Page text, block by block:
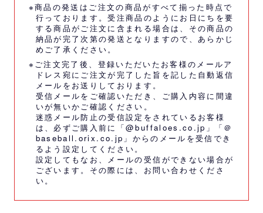
※商品の発送はご注文の商品がすべて揃った時点で
行っております。受注商品のようにお日にちを要
する商品がご注文に含まれる場合は、その商品の
納品が完了次第の発送となりますので、あらかじ
めご了承ください。
※ご注文完了後、登録いただいたお客様のメールア
ドレス宛にご注文が完了した旨を記した自動返信
メールをお送りしております。
受信メールをご確認いただき、ご購入内容に間違
いが無いかご確認ください。
迷惑メール防止の受信設定をされているお客様
は、必ずご購入前に「@buffaloes.co.jp」「＠
baseball.orix.co.jp」からのメールを受信でき
るよう設定してください。
設定してもなお、メールの受信ができない場合が
ございます。その際には、 お問い合わせくださ
い。